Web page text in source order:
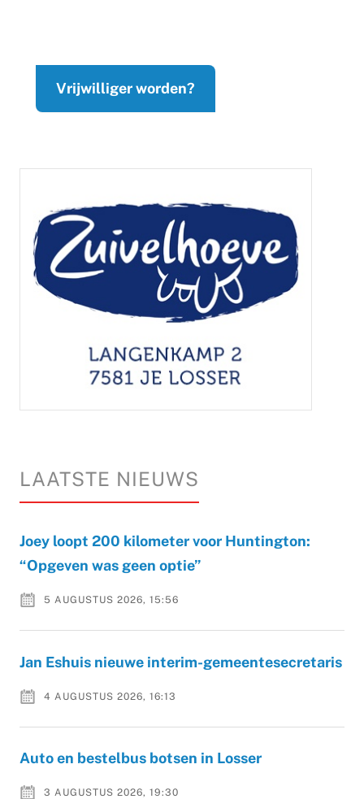
Vrijwilliger worden?
LAATSTE NIEUWS
Joey loopt 200 kilometer voor Huntington:
“Opgeven was geen optie”
5 AUGUSTUS 2026, 15:56
Jan Eshuis nieuwe interim-gemeentesecretaris
4 AUGUSTUS 2026, 16:13
Auto en bestelbus botsen in Losser
3 AUGUSTUS 2026, 19:30